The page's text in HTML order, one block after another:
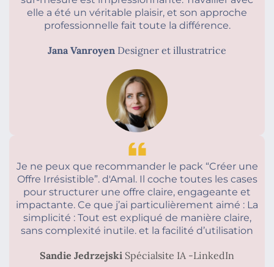
elle a été un véritable plaisir, et son approche
professionnelle fait toute la différence.
Jana Vanroyen Designer et illustratrice
Je ne peux que recommander le pack “Créer une
Offre Irrésistible”. d'Amal. Il coche toutes les cases
pour structurer une offre claire, engageante et
impactante. Ce que j’ai particulièrement aimé : La
simplicité : Tout est expliqué de manière claire,
sans complexité inutile. et la facilité d’utilisation
Sandie Jedrzejski Spécialsite IA -LinkedIn